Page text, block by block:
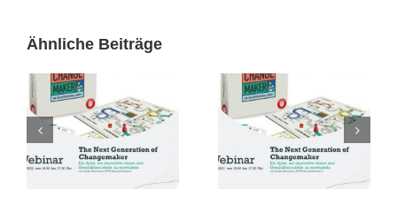
Ähnliche Beiträge
Webinar Angebot „The
Next Generation of
Changemaker“ zum
Tag der Bildung 2021
Bewerbungsphase für
das Bundesevent 2020
gestartet